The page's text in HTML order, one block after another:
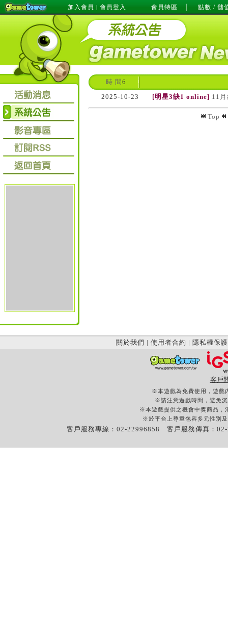
加入會員 | 會員登入 會員特區 點數 / 儲
時 間 6
2025-10-23
[明星3缺1 online] 11
Top
關於我們 | 使用者合約 | 隱私權保護
客戶
※本遊戲為免費使用，遊戲
※請注意遊戲時間，避免
※本遊戲提供之機會中獎商品，
※於平台上尊重包容多元性別
客戶服務專線：02-22996858 客戶服務傳真：